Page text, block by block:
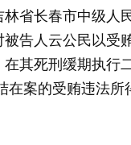
长春市中级人
告人云公民以受
其死刑缓期执行
在案的受贿违法